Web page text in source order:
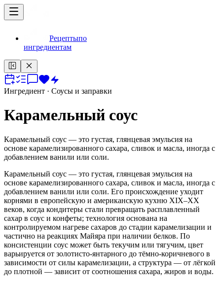
Рецептыпо
ингредиентам
Ингредиент · Соусы и заправки
Карамельный соус
Карамельный соус — это густая, глянцевая эмульсия на
основе карамелизированного сахара, сливок и масла, иногда с
добавлением ванили или соли.
Карамельный соус — это густая, глянцевая эмульсия на
основе карамелизированного сахара, сливок и масла, иногда с
добавлением ванили или соли. Его происхождение уходит
корнями в европейскую и американскую кухню XIX–XX
веков, когда кондитеры стали превращать расплавленный
сахар в соус и конфеты; технология основана на
контролируемом нагреве сахаров до стадии карамелизации и
частично на реакциях Майяра при наличии белков. По
консистенции соус может быть текучим или тягучим, цвет
варьируется от золотисто-янтарного до тёмно-коричневого в
зависимости от силы карамелизации, а структура — от лёгкой
до плотной — зависит от соотношения сахара, жиров и воды.